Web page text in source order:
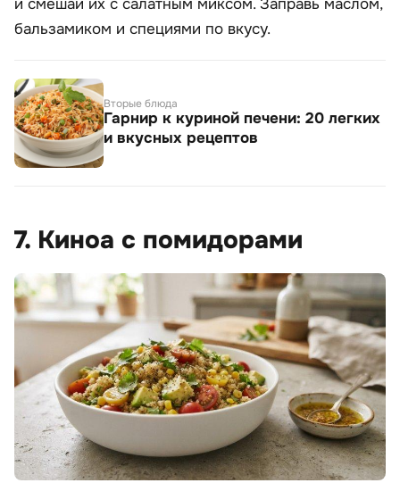
и смешай их с салатным миксом. Заправь маслом,
бальзамиком и специями по вкусу.
Вторые блюда
Гарнир к куриной печени: 20 легких
и вкусных рецептов
7. Киноа с помидорами